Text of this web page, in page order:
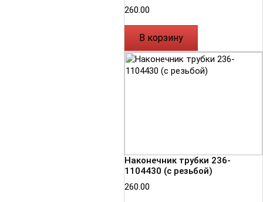
260.00
В корзину
Наконечник трубки 236-
1104430 (с резьбой)
260.00